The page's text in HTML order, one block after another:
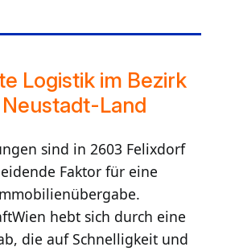
Logistik im Bezirk
Land
sind in 2603 Felixdorf
Faktor für eine
hebt sich durch eine
die auf Schnelligkeit und